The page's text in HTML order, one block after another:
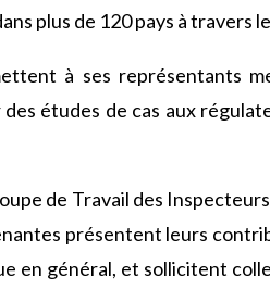
plus de 120 pays à travers
à ses représentants
études de cas aux
de Travail des
présentent leurs
en général, et sollicitent